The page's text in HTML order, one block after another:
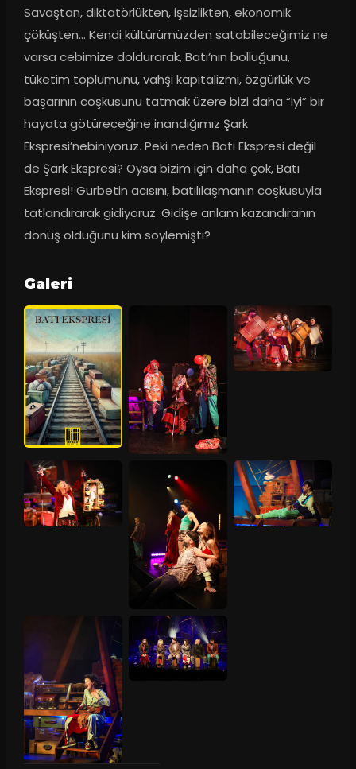
Savaştan, diktatörlükten, işsizlikten, ekonomik
çöküşten… Kendi kültürümüzden satabileceğimiz ne
varsa cebimize doldurarak, Batı’nın bolluğunu,
tüketim toplumunu, vahşi kapitalizmi, özgürlük ve
başarının coşkusunu tatmak üzere bizi daha “iyi” bir
hayata götüreceğine inandığımız Şark
Ekspresi’nebiniyoruz. Peki neden Batı Ekspresi değil
de Şark Ekspresi? Oysa bizim için daha çok, Batı
Ekspresi! Gurbetin acısını, batılılaşmanın coşkusuyla
tatlandırarak gidiyoruz. Gidişe anlam kazandıranın
dönüş olduğunu kim söylemişti?
Galeri